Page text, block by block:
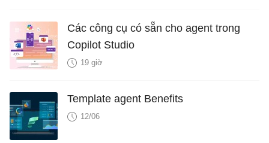
Các công cụ có sẵn cho agent trong
Copilot Studio
19 giờ
Template agent Benefits
12/06